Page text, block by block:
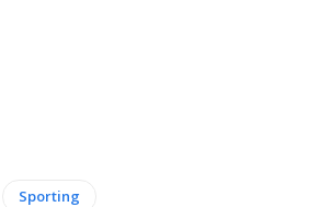
Sporting